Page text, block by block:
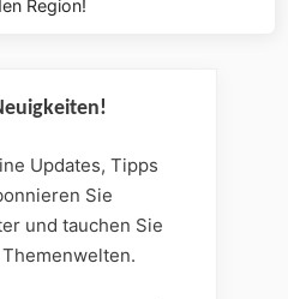
Region!
Updates, Tipps
Sie
und tauchen Sie